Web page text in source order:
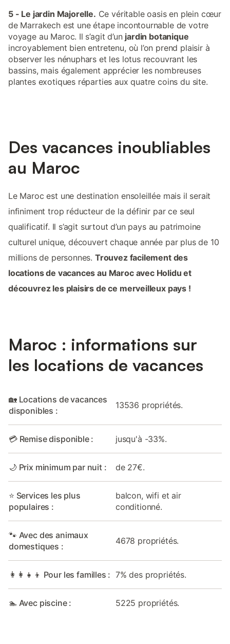
5 - Le jardin Majorelle. Ce véritable oasis en plein cœur
de Marrakech est une étape incontournable de votre
voyage au Maroc. Il s’agit d’un jardin botanique
incroyablement bien entretenu, où l’on prend plaisir à
observer les nénuphars et les lotus recouvrant les
bassins, mais également apprécier les nombreuses
plantes exotiques réparties aux quatre coins du site.
Des vacances inoubliables
au Maroc
Le Maroc est une destination ensoleillée mais il serait
infiniment trop réducteur de la définir par ce seul
qualificatif. Il s’agit surtout d’un pays au patrimoine
culturel unique, découvert chaque année par plus de 10
millions de personnes. Trouvez facilement des
locations de vacances au Maroc avec Holidu et
découvrez les plaisirs de ce merveilleux pays !
Maroc : informations sur
les locations de vacances
🏡 Locations de vacances
disponibles :
13536 propriétés.
💳 Remise disponible : jusqu'à -33%.
🌙 Prix minimum par nuit : de 27€.
⭐ Services les plus
populaires :
balcon, wifi et air
conditionné.
🐾 Avec des animaux
domestiques :
4678 propriétés.
👩‍👩‍👧‍👦 Pour les familles : 7% des propriétés.
🏊 Avec piscine : 5225 propriétés.